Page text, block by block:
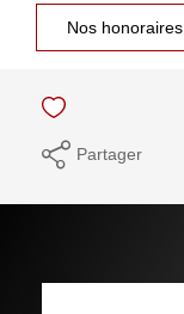
Nos honoraires
Partager